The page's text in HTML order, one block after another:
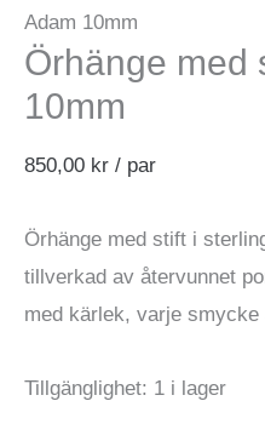
Adam 10mm
Örhänge med
10mm
850,00 kr / par
Örhänge med stift i
tillverkad av återvunnet
med kärlek, varje smycke
Tillgänglighet: 1 i lager